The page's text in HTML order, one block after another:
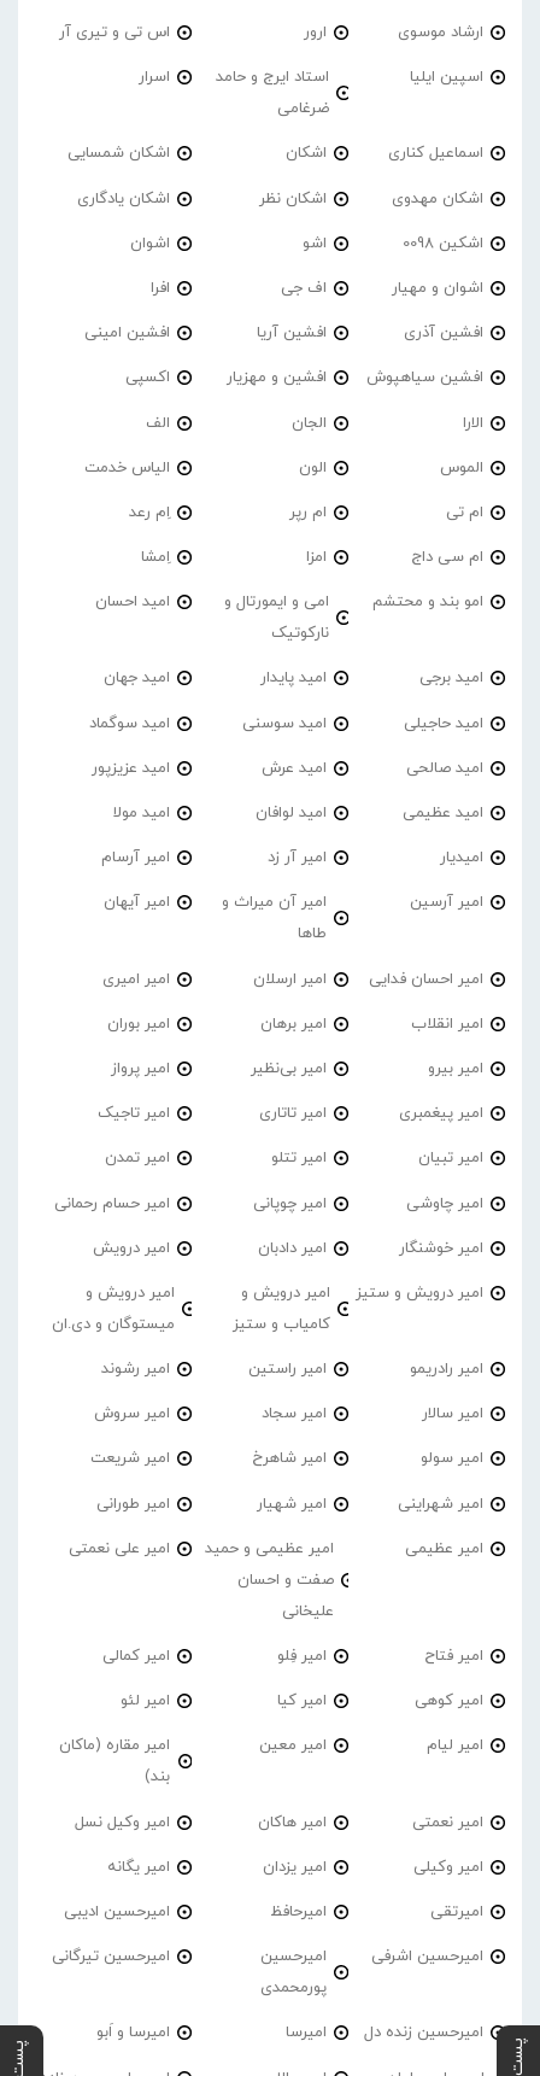
ارشاد موسوی ارور اس تی و تیری آر
اسپین ایلیا
استاد ایرج و حامد
ضرغامی
اسرار
اسماعیل کناری اشکان اشکان شمسایی
اشکان مهدوی اشکان نظر اشکان یادگاری
اشکین 0098 اشو اشوان
اشوان و مهیار اف جی افرا
افشین آذری افشین آریا افشین امینی
افشین سیاهپوش افشین و مهزیار اکسپی
الارا الجان الف
الموس الون الیاس خدمت
ام تی ام رپر اِم رعد
ام سی داج امزا اِمشا
امو بند و محتشم
امی و ایمورتال و
نارکوتیک
امید احسان
امید برجی امید پایدار امید جهان
امید حاجیلی امید سوسنی امید سوگماد
امید صالحی امید عرش امید عزیزپور
امید عظیمی امید لوافان امید مولا
امیدیار امیر آر زد امیر آرسام
امیر آرسین
امیر آن میراث و
طاها
امیر آیهان
امیر احسان فدایی امیر ارسلان امیر امیری
امیر انقلاب امیر برهان امیر‌ بوران
امیر بیرو امیر بی‌نظیر امیر پرواز
امیر پیغمبری امیر تاتاری امیر تاجیک
امیر تبیان امیر تتلو امیر تمدن
امیر چاوشی امیر چوپانی امیر حسام رحمانی
امیر خوشنگار امیر دادبان امیر درویش
امیر درویش و ستیز
امیر درویش و
کامیاب و ستیز
امیر درویش و
میستوگان و دی.ان
امیر رادریمو امیر راستین امیر رشوند
امیر سالار امیر سجاد امیر سروش
امیر سولو امیر شاهرخ امیر شریعت
امیر شهراینی امیر شهیار امیر طورانی
امیر عظیمی
امیر عظیمی و حمید
صفت و احسان
علیخانی
امیر علی نعمتی
امیر فتاح امیر فِلو امیر کمالی
امیر کوهی امیر کیا امیر لئو
امیر لیام امیر معین
امیر مقاره (ماکان
بند)
امیر نعمتی امیر هاکان امیر وکیل نسل
امیر وکیلی امیر یزدان امیر یگانه
امیرتقی امیرحافظ امیرحسین ادیبی
امیرحسین اشرفی
امیرحسین
پورمحمدی
امیرحسین تیرگانی
امیرحسین زنده دل امیرسا امیرسا و اَبو